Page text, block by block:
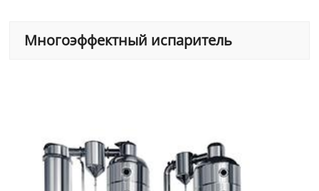
Многоэффектный испаритель